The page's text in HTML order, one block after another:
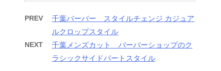
PREV
千葉バーバー スタイルチェンジ カジュア
ルクロップスタイル
NEXT
千葉メンズカット バーバーショップのク
ラシックサイドパートスタイル